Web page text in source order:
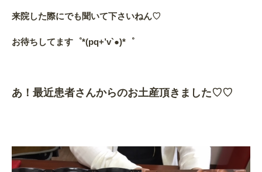
来院した際にでも聞いて下さいねん♡
お待ちしてます゜*(pq+’v`●)*゜
あ！最近患者さんからのお土産頂きました♡♡